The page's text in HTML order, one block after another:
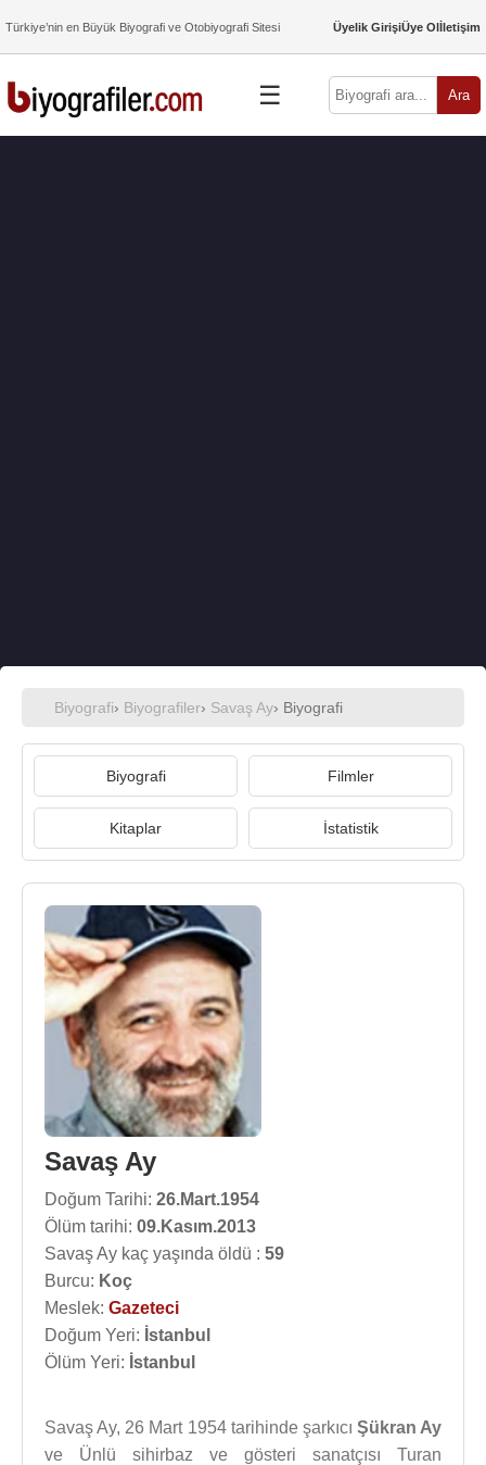
Türkiye’nin en Büyük Biyografi ve Otobiyografi Sitesi Üyelik GirişiÜye Olİletişim
☰ Ara
Biyografi› Biyografiler› Savaş Ay› Biyografi
Biyografi Filmler
Kitaplar İstatistik
Savaş Ay
Doğum Tarihi: 26.Mart.1954
Ölüm tarihi: 09.Kasım.2013
Savaş Ay kaç yaşında öldü : 59
Burcu: Koç
Meslek: Gazeteci
Doğum Yeri: İstanbul
Ölüm Yeri: İstanbul
Savaş Ay, 26 Mart 1954 tarihinde şarkıcı Şükran Ay
ve Ünlü sihirbaz ve gösteri sanatçısı Turan